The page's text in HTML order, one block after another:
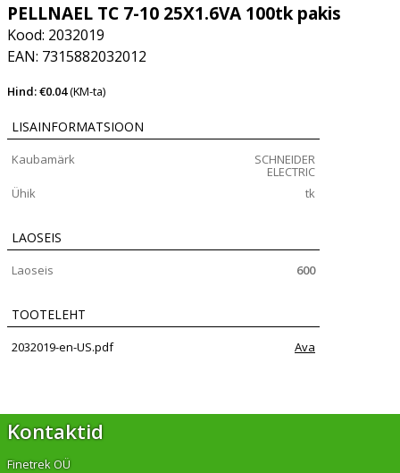
PELLNAEL TC 7-10 25X1.6VA 100tk pakis
Kood: 2032019
EAN: 7315882032012
Hind: €0.04(KM-ta)
LISAINFORMATSIOON
Kaubamärk SCHNEIDER
ELECTRIC
Ühik
tk
LAOSEIS
Laoseis 600
TOOTELEHT
2032019-en-US.pdf Ava
Kontaktid
Finetrek OÜ